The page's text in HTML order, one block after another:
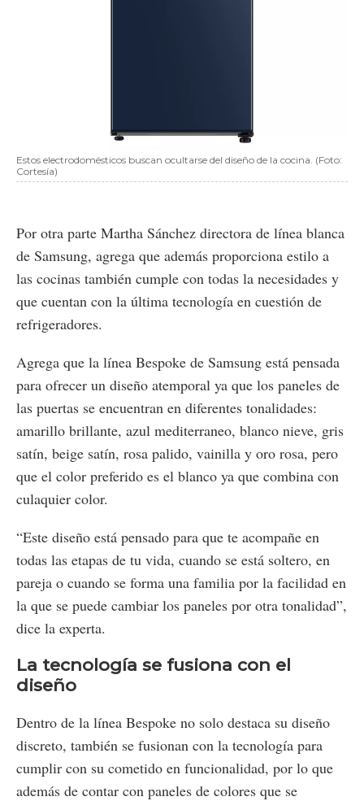
Estos electrodomésticos buscan ocultarse del diseño de la cocina. (Foto:
Cortesía)
Por otra parte Martha Sánchez directora de línea blanca
de Samsung, agrega que además proporciona estilo a
las cocinas también cumple con todas la necesidades y
que cuentan con la última tecnología en cuestión de
refrigeradores.
Agrega que la línea Bespoke de Samsung está pensada
para ofrecer un diseño atemporal ya que los paneles de
las puertas se encuentran en diferentes tonalidades:
amarillo brillante, azul mediterraneo, blanco nieve, gris
satín, beige satín, rosa palido, vainilla y oro rosa, pero
que el color preferido es el blanco ya que combina con
culaquier color.
“Este diseño está pensado para que te acompañe en
todas las etapas de tu vida, cuando se está soltero, en
pareja o cuando se forma una familia por la facilidad en
la que se puede cambiar los paneles por otra tonalidad”,
dice la experta.
La tecnología se fusiona con el
diseño
Dentro de la línea Bespoke no solo destaca su diseño
discreto, también se fusionan con la tecnología para
cumplir con su cometido en funcionalidad, por lo que
además de contar con paneles de colores que se